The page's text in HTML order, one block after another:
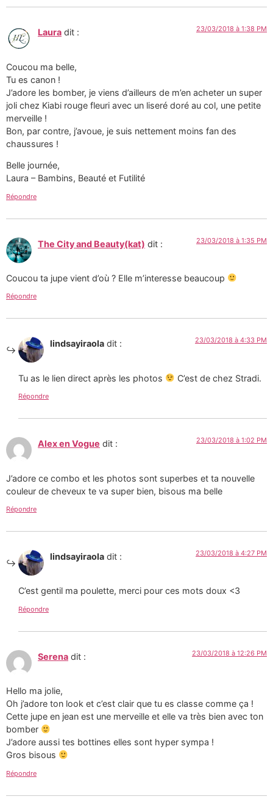
Laura dit : 23/03/2018 à 1:38 PM
Coucou ma belle,
Tu es canon !
J’adore les bomber, je viens d’ailleurs de m’en acheter un super
joli chez Kiabi rouge fleuri avec un liseré doré au col, une petite
merveille !
Bon, par contre, j’avoue, je suis nettement moins fan des
chaussures !
Belle journée,
Laura – Bambins, Beauté et Futilité
Répondre
The City and Beauty(kat) dit : 23/03/2018 à 1:35 PM
Coucou ta jupe vient d’où ? Elle m’interesse beaucoup
Répondre
lindsayiraola dit : 23/03/2018 à 4:33 PM
Tu as le lien direct après les photos C’est de chez Stradi.
Répondre
Alex en Vogue dit : 23/03/2018 à 1:02 PM
J’adore ce combo et les photos sont superbes et ta nouvelle
couleur de cheveux te va super bien, bisous ma belle
Répondre
lindsayiraola dit : 23/03/2018 à 4:27 PM
C’est gentil ma poulette, merci pour ces mots doux <3
Répondre
Serena dit : 23/03/2018 à 12:26 PM
Hello ma jolie,
Oh j’adore ton look et c’est clair que tu es classe comme ça !
Cette jupe en jean est une merveille et elle va très bien avec ton
bomber
J’adore aussi tes bottines elles sont hyper sympa !
Gros bisous
Répondre